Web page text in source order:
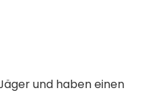
und haben einen